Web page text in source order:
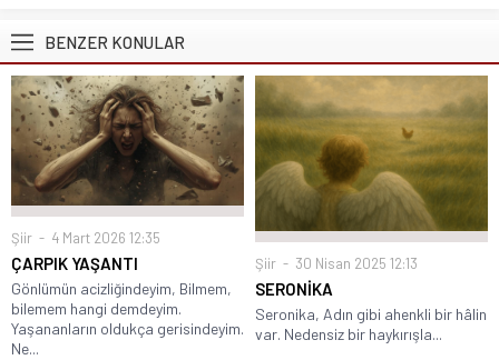
BENZER KONULAR
Şiir 4 Mart 2026 12:35
ÇARPIK YAŞANTI
Gönlümün acizliğindeyim, Bilmem,
bilemem hangi demdeyim.
Yaşananların oldukça gerisindeyim.
Ne...
Şiir 30 Nisan 2025 12:13
SERONİKA
Seronika, Adın gibi ahenkli bir hâlin
var. Nedensiz bir haykırışla...